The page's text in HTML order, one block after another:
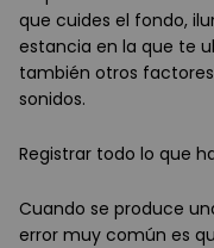
que cuides el fondo,
estancia en la que te
también otros
sonidos.
Registrar todo lo que
Cuando se produce
error muy común es